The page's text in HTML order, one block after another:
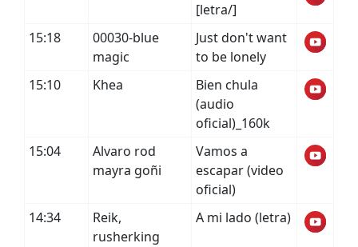
[letra/]
15:18
00030-blue
magic
Just don't want
to be lonely
15:10
Khea
Bien chula
(audio
oficial)_160k
15:04
Alvaro rod
mayra goñi
Vamos a
escapar (video
oficial)
14:34
Reik,
rusherking
A mi lado (letra)